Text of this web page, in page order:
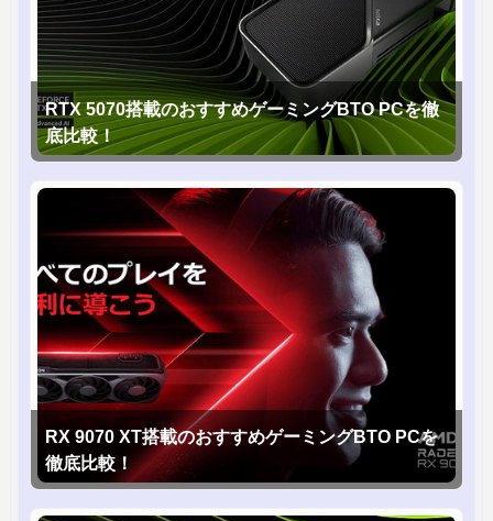
RTX 5070搭載のおすすめゲーミングBTO PCを徹
底比較！
RX 9070 XT搭載のおすすめゲーミングBTO PCを
徹底比較！